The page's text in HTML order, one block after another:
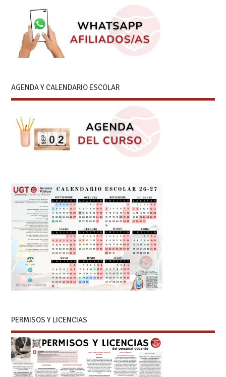
AGENDA Y CALENDARIO ESCOLAR
PERMISOS Y LICENCIAS